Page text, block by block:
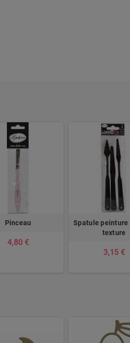
Pinceau
4,80 €
Spatule peinture
texture
3,15 €